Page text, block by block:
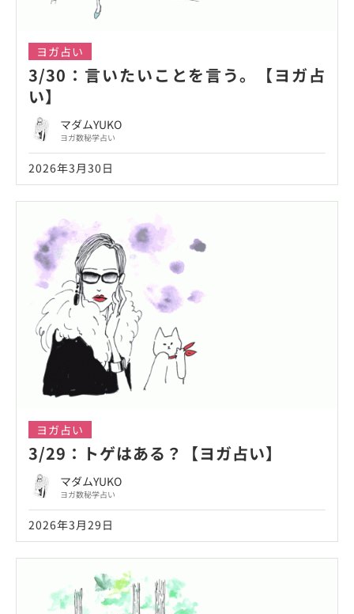
ヨガ占い
3/30：言いたいことを言う。【ヨガ占
い】
マダムYUKO
ヨガ数秘学占い
2026年3月30日
ヨガ占い
3/29：トゲはある？【ヨガ占い】
マダムYUKO
ヨガ数秘学占い
2026年3月29日